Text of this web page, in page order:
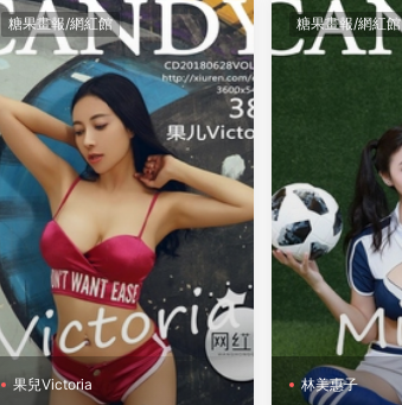
糖果畫報/網紅館
果兒Victoria
糖果畫報/網紅館
林美惠子